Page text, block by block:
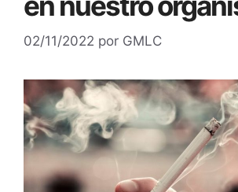
02/11/2022 por GMLC